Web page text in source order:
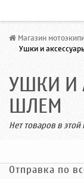
Магазин
Ушки и
УШКИ И
ШЛЕМ
Нет товаров в этой
Отправка по